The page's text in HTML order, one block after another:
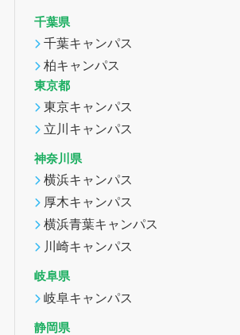
千葉県
千葉キャンパス
柏キャンパス
東京都
東京キャンパス
立川キャンパス
神奈川県
横浜キャンパス
厚木キャンパス
横浜青葉キャンパス
川崎キャンパス
岐阜県
岐阜キャンパス
静岡県